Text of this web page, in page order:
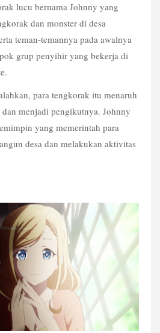
lucu bernama Johnny yang
dan monster di desa
teman-temannya pada awalnya
grup penyihir yang bekerja di
para tengkorak itu menaruh
menjadi pengikutnya. Johnny
yang memerintah para
desa dan melakukan aktivitas